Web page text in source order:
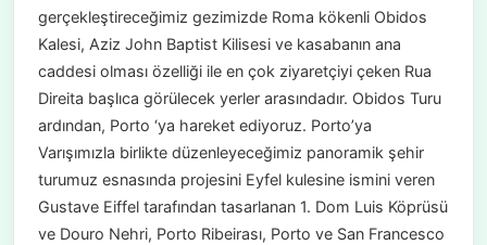
gerçekleştireceğimiz gezimizde Roma kökenli Obidos
Kalesi, Aziz John Baptist Kilisesi ve kasabanın ana
caddesi olması özelliği ile en çok ziyaretçiyi çeken Rua
Direita başlıca görülecek yerler arasındadır. Obidos Turu
ardından, Porto ‘ya hareket ediyoruz. Porto’ya
Varışımızla birlikte düzenleyeceğimiz panoramik şehir
turumuz esnasında projesini Eyfel kulesine ismini veren
Gustave Eiffel tarafından tasarlanan 1. Dom Luis Köprüsü
ve Douro Nehri, Porto Ribeirası, Porto ve San Francesco